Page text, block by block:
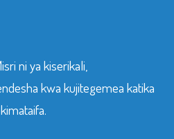
ni ya kiserikali,
kwa kujitegemea katika